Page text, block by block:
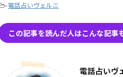
-電話占いヴェルニ
この記事を読んだ人はこんな記事
電話占いヴ